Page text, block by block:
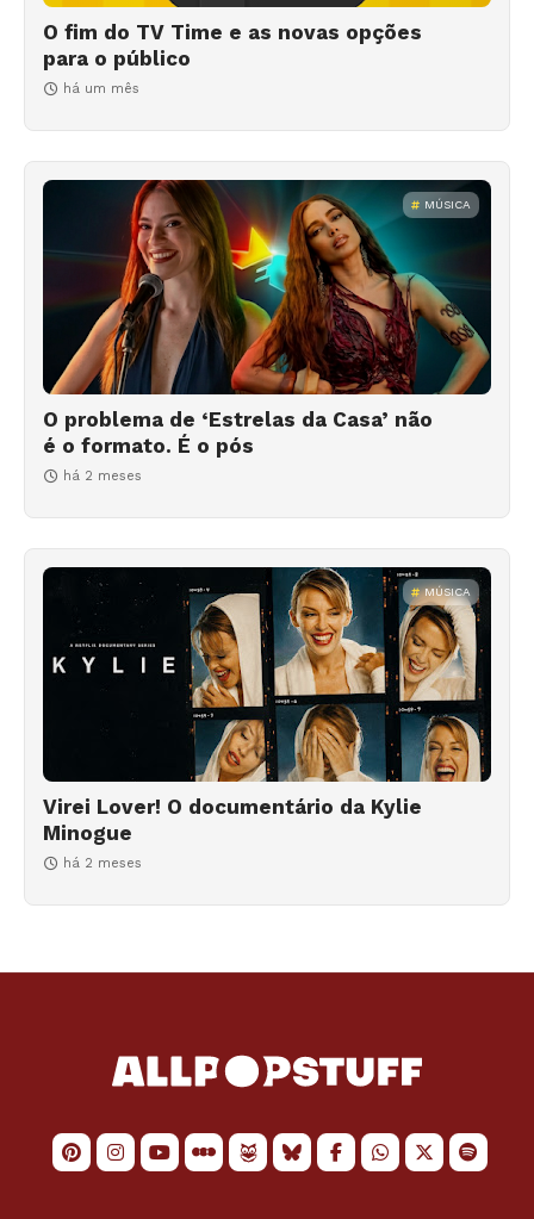
O fim do TV Time e as novas opções
para o público
há um mês
MÚSICA
O problema de ‘Estrelas da Casa’ não
é o formato. É o pós
há 2 meses
MÚSICA
Virei Lover! O documentário da Kylie
Minogue
há 2 meses